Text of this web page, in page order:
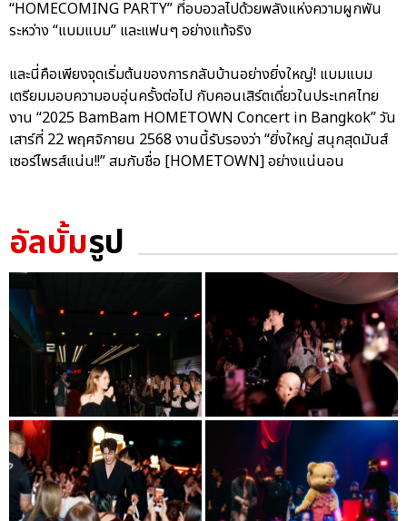
“HOMECOMING PARTY” ที่อบอวลไปด้วยพลังแห่งความผูกพัน
ระหว่าง “แบมแบม” และแฟนๆ อย่างแท้จริง
และนี่คือเพียงจุดเริ่มต้นของการกลับบ้านอย่างยิ่งใหญ่! แบมแบม
เตรียมมอบความอบอุ่นครั้งต่อไป กับคอนเสิร์ตเดี่ยวในประเทศไทย
งาน “2025 BamBam HOMETOWN Concert in Bangkok” วัน
เสาร์ที่ 22 พฤศจิกายน 2568 งานนี้รับรองว่า “ยิ่งใหญ่ สนุกสุดมันส์
เซอร์ไพรส์แน่น!!” สมกับชื่อ [HOMETOWN] อย่างแน่นอน
อัลบั้มรูป